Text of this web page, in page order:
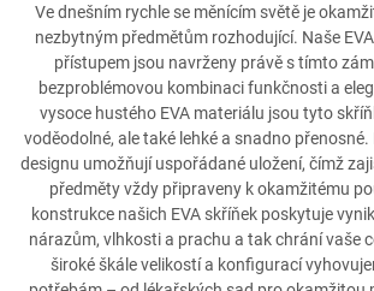
Ve dnešním rychle se měnícím světě je
nezbytným předmětům rozhodující. Naše
přístupem jsou navrženy právě s tímto
bezproblémovou kombinaci funkčnosti a
vysoce hustého EVA materiálu jsou tyto
voděodolné, ale také lehké a snadno
designu umožňují uspořádané uložení, čímž
předměty vždy připraveny k okamžitému
konstrukce našich EVA skříňek poskytuje
nárazům, vlhkosti a prachu a tak chrání vaše
široké škále velikostí a konfigurací